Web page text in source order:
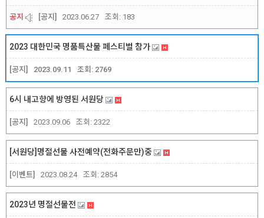
공지 [공지] 2023.06.27 조회: 183
[공지]
2023 대한민국 명품특산물 페스티벌 참가
2023.09.11 조회: 2769
[공지]
6시 내고향에 방영된 서원당
2023.09.06 조회: 2322
[이벤트]
[서원당]명절선물 사전예약(전화주문만)중
2023.08.24 조회: 2854
2023년 명절선물전